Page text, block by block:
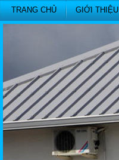
TRANG CHỦ GIỚI THIỆU